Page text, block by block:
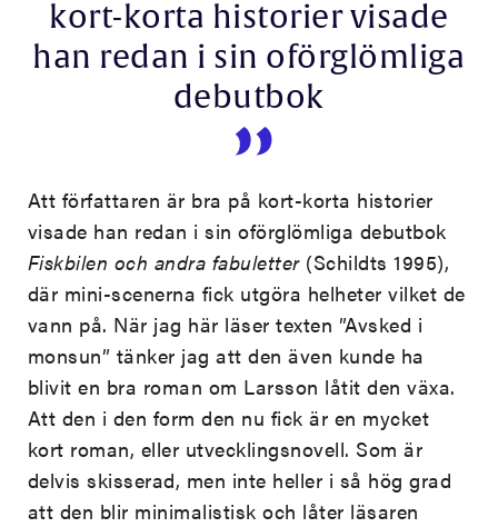
kort-korta historier visade
han redan i sin oförglömliga
debutbok
Att författaren är bra på kort-korta historier
visade han redan i sin oförglömliga debutbok
Fiskbilen och andra fabuletter(Schildts 1995),
där mini-scenerna fick utgöra helheter vilket de
vann på. När jag här läser texten ”Avsked i
monsun” tänker jag att den även kunde ha
blivit en bra roman om Larsson låtit den växa.
Att den i den form den nu fick är en mycket
kort roman, eller utvecklingsnovell. Som är
delvis skisserad, men inte heller i så hög grad
att den blir minimalistisk och låter läsaren